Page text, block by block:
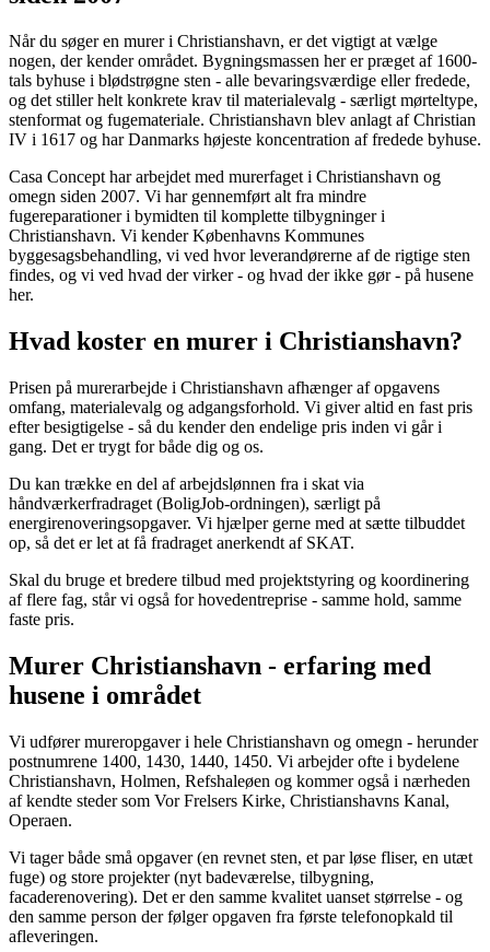
Når du søger en murer i Christianshavn, er det vigtigt at vælge
nogen, der kender området. Bygningsmassen her er præget af 1600-
tals byhuse i blødstrøgne sten - alle bevaringsværdige eller fredede,
og det stiller helt konkrete krav til materialevalg - særligt mørteltype,
stenformat og fugemateriale. Christianshavn blev anlagt af Christian
IV i 1617 og har Danmarks højeste koncentration af fredede byhuse.
Casa Concept har arbejdet med murerfaget i Christianshavn og
omegn siden 2007. Vi har gennemført alt fra mindre
fugereparationer i bymidten til komplette tilbygninger i
Christianshavn. Vi kender Københavns Kommunes
byggesagsbehandling, vi ved hvor leverandørerne af de rigtige sten
findes, og vi ved hvad der virker - og hvad der ikke gør - på husene
her.
Hvad koster en murer i Christianshavn?
Prisen på murerarbejde i Christianshavn afhænger af opgavens
omfang, materialevalg og adgangsforhold. Vi giver altid en fast pris
efter besigtigelse - så du kender den endelige pris inden vi går i
gang. Det er trygt for både dig og os.
Du kan trække en del af arbejdslønnen fra i skat via
håndværkerfradraget (BoligJob-ordningen), særligt på
energirenoveringsopgaver. Vi hjælper gerne med at sætte tilbuddet
op, så det er let at få fradraget anerkendt af SKAT.
Skal du bruge et bredere tilbud med projektstyring og koordinering
af flere fag, står vi også for hovedentreprise - samme hold, samme
faste pris.
Murer Christianshavn - erfaring med
husene i området
Vi udfører mureropgaver i hele Christianshavn og omegn - herunder
postnumrene 1400, 1430, 1440, 1450. Vi arbejder ofte i bydelene
Christianshavn, Holmen, Refshaleøen og kommer også i nærheden
af kendte steder som Vor Frelsers Kirke, Christianshavns Kanal,
Operaen.
Vi tager både små opgaver (en revnet sten, et par løse fliser, en utæt
fuge) og store projekter (nyt badeværelse, tilbygning,
facaderenovering). Det er den samme kvalitet uanset størrelse - og
den samme person der følger opgaven fra første telefonopkald til
afleveringen.